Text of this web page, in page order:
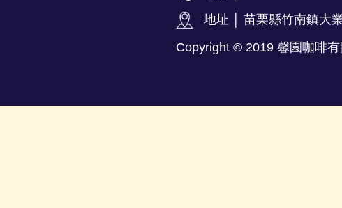
地址 │ 苗栗縣竹南鎮大
Copyright © 2019 馨園咖啡有